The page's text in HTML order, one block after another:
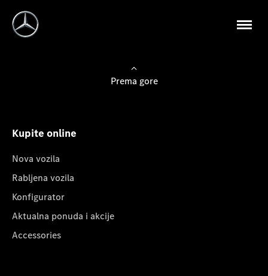
Prema gore
Kupite online
Nova vozila
Rabljena vozila
Konfigurator
Aktualna ponuda i akcije
Accessories